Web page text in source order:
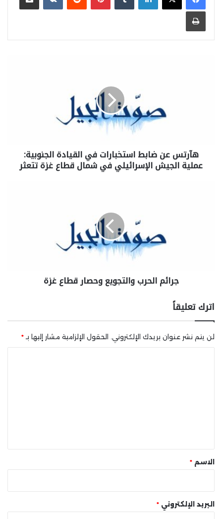
طباعة
هآرتس عن ضابط استخبارات في القيادة الجنوبية:
عملية الجيش الإسرائيلي في شمال قطاع غزة تتعثر
جرائم الحرب والتجويع وحصار قطاع غزة
اترك تعليقاً
لن يتم نشر عنوان بريدك الإلكتروني. الحقول الإلزامية مشار إليها بـ *
* الاسم *
البريد الإلكتروني *